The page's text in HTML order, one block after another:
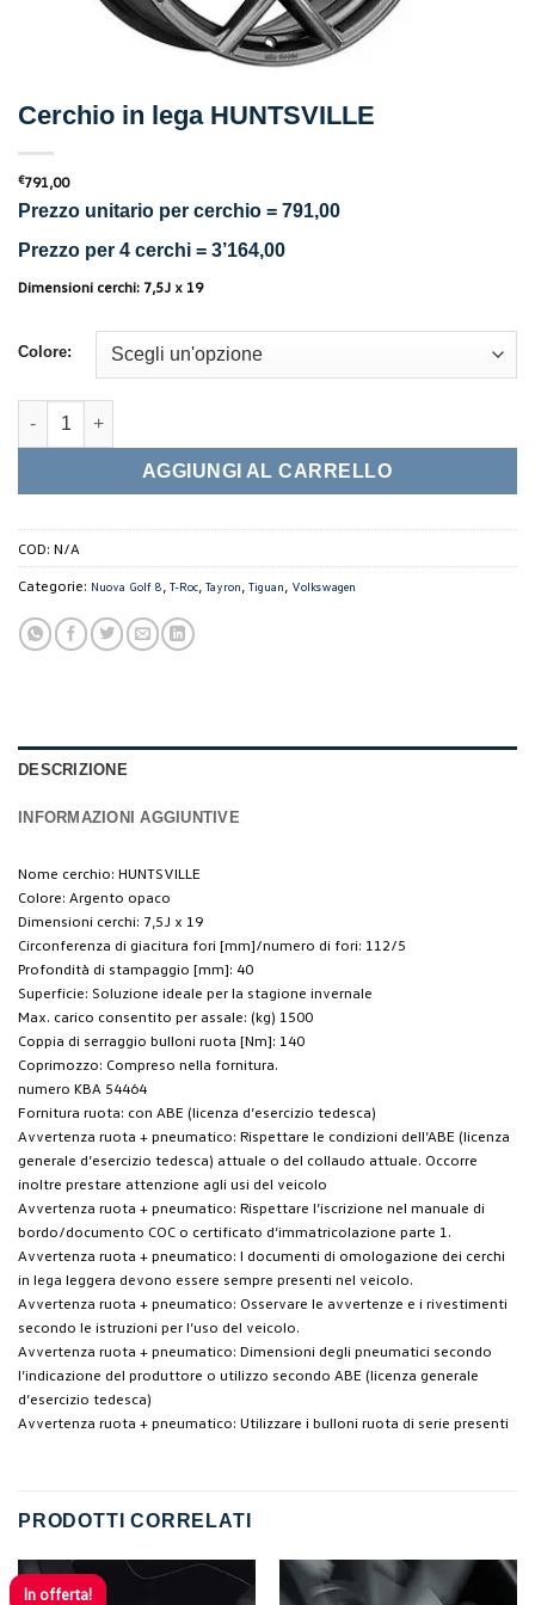
Cerchio in lega HUNTSVILLE
€791,00
Prezzo unitario per cerchio = 791,00
Prezzo per 4 cerchi = 3’164,00
Dimensioni cerchi: 7,5J x 19
Colore:
Cerchio in lega HUNTSVILLE quantità
AGGIUNGI AL CARRELLO
COD: N/A
Categorie: Nuova Golf 8 T-Roc Tayron Tiguan Volkswagen
DESCRIZIONE
INFORMAZIONI AGGIUNTIVE
Nome cerchio: HUNTSVILLE
Colore: Argento opaco
Dimensioni cerchi: 7,5J x 19
Circonferenza di giacitura fori [mm]/numero di fori: 112/5
Profondità di stampaggio [mm]: 40
Superficie: Soluzione ideale per la stagione invernale
Max. carico consentito per assale: (kg) 1500
Coppia di serraggio bulloni ruota [Nm]: 140
Coprimozzo: Compreso nella fornitura.
numero KBA 54464
Fornitura ruota: con ABE (licenza d’esercizio tedesca)
Avvertenza ruota + pneumatico: Rispettare le condizioni dell’ABE (licenza
generale d’esercizio tedesca) attuale o del collaudo attuale. Occorre
inoltre prestare attenzione agli usi del veicolo
Avvertenza ruota + pneumatico: Rispettare l’iscrizione nel manuale di
bordo/documento COC o certificato d’immatricolazione parte 1.
Avvertenza ruota + pneumatico: I documenti di omologazione dei cerchi
in lega leggera devono essere sempre presenti nel veicolo.
Avvertenza ruota + pneumatico: Osservare le avvertenze e i rivestimenti
secondo le istruzioni per l’uso del veicolo.
Avvertenza ruota + pneumatico: Dimensioni degli pneumatici secondo
l’indicazione del produttore o utilizzo secondo ABE (licenza generale
d’esercizio tedesca)
Avvertenza ruota + pneumatico: Utilizzare i bulloni ruota di serie presenti
PRODOTTI CORRELATI
In offerta!